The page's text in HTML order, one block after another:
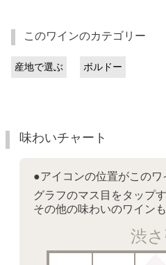
このワインのカテゴリー
産地で選ぶ ボルドー
味わいチャート
●アイコンの位置がこのワ
グラフのマス目をタップ
その他の味わいのワイン
渋